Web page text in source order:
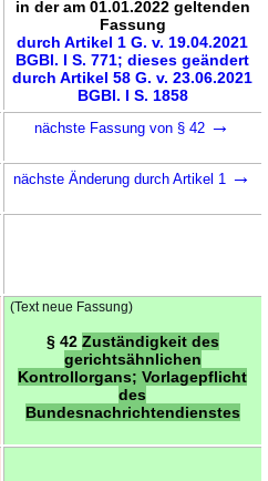
in der am 01.01.2022 geltenden
Fassung
durch Artikel 1 G. v. 19.04.2021
BGBl. I S. 771; dieses geändert
durch Artikel 58 G. v. 23.06.2021
BGBl. I S. 1858
nächste Fassung von § 42 →
nächste Änderung durch Artikel 1 →
(Text neue Fassung)
§ 42 Zuständigkeit des
gerichtsähnlichen
Kontrollorgans; Vorlagepflicht
des
Bundesnachrichtendienstes